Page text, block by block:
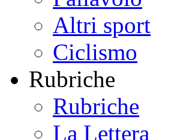
Altri sport
Ciclismo
Rubriche
Rubriche
La Lettera